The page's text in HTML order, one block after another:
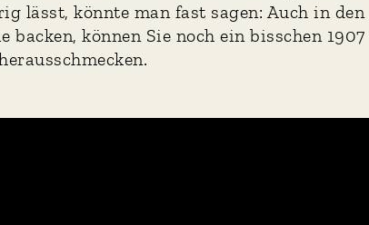
lässt, könnte man fast sagen: Auch in den
backen, können Sie noch ein bisschen 1907